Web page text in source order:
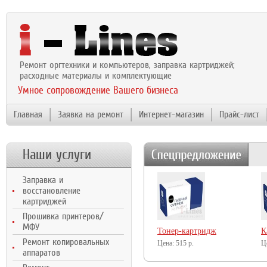
Ремонт оргтехники и компьютеров, заправка картриджей;
расходные материалы и комплектующие
Умное сопровождение Вашего бизнеса
Главная Заявка на ремонт Интернет-магазин Прайс-лист
Наши услуги
Заправка и
восстановление
картриджей
Прошивка принтеров/
МФУ
Ремонт копировальных
аппаратов
Тонер-картридж
NetProduct (N-
515 р.